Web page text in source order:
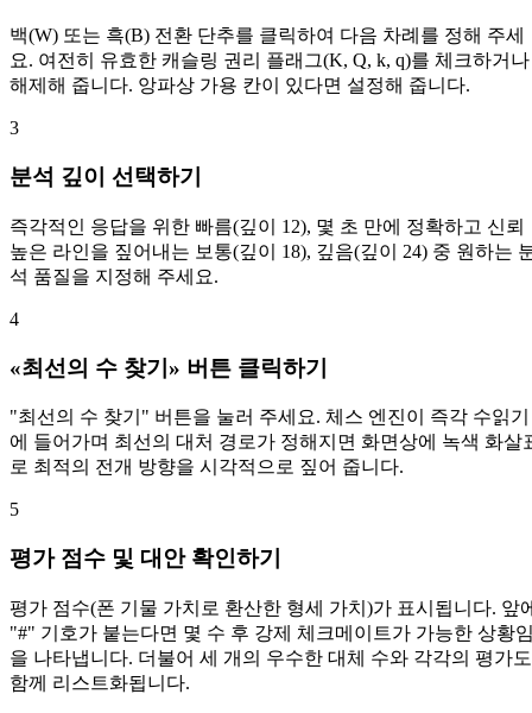
백(W) 또는 흑(B) 전환 단추를 클릭하여 다음 차례를 정해 주세
요. 여전히 유효한 캐슬링 권리 플래그(K, Q, k, q)를 체크하거나
해제해 줍니다. 앙파상 가용 칸이 있다면 설정해 줍니다.
3
분석 깊이 선택하기
즉각적인 응답을 위한 빠름(깊이 12), 몇 초 만에 정확하고 신뢰
높은 라인을 짚어내는 보통(깊이 18), 깊음(깊이 24) 중 원하는
석 품질을 지정해 주세요.
4
«최선의 수 찾기» 버튼 클릭하기
"최선의 수 찾기" 버튼을 눌러 주세요. 체스 엔진이 즉각 수읽기
에 들어가며 최선의 대처 경로가 정해지면 화면상에 녹색 화살
로 최적의 전개 방향을 시각적으로 짚어 줍니다.
5
평가 점수 및 대안 확인하기
평가 점수(폰 기물 가치로 환산한 형세 가치)가 표시됩니다. 앞
"#" 기호가 붙는다면 몇 수 후 강제 체크메이트가 가능한 상황
을 나타냅니다. 더불어 세 개의 우수한 대체 수와 각각의 평가도
함께 리스트화됩니다.